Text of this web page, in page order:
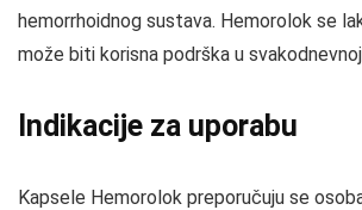
hemorrhoidnog sustava. Hemorolok se
može biti korisna podrška u
Indikacije za uporabu
Kapsele Hemorolok preporučuju se